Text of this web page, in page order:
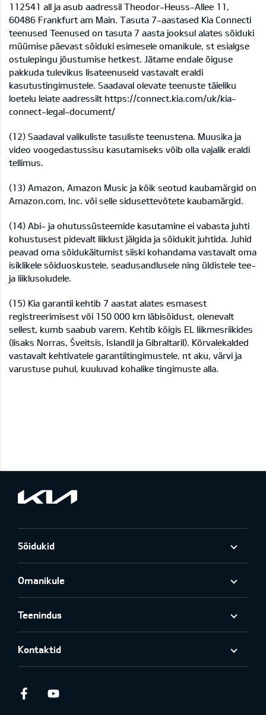
112541 all ja asub aadressil Theodor-Heuss-Allee 11,
60486 Frankfurt am Main. Tasuta 7-aastased Kia Connecti
teenused Teenused on tasuta 7 aasta jooksul alates sõiduki
müümise päevast sõiduki esimesele omanikule, st esialgse
ostulepingu jõustumise hetkest. Jätame endale õiguse
pakkuda tulevikus lisateenuseid vastavalt eraldi
kasutustingimustele. Saadaval olevate teenuste täieliku
loetelu leiate aadressilt https://connect.kia.com/uk/kia-
connect-legal-document/
(12) Saadaval valikuliste tasuliste teenustena. Muusika ja
video voogedastussisu kasutamiseks võib olla vajalik eraldi
tellimus.
(13) Amazon, Amazon Music ja kõik seotud kaubamärgid on
Amazon.com, Inc. või selle sidusettevõtete kaubamärgid.
(14) Abi- ja ohutussüsteemide kasutamine ei vabasta juhti
kohustusest pidevalt liiklust jälgida ja sõidukit juhtida. Juhid
peavad oma sõidukäitumist siiski kohandama vastavalt oma
isiklikele sõiduoskustele, seadusandlusele ning üldistele tee-
ja liiklusoludele.
(15) Kia garantii kehtib 7 aastat alates esmasest
registreerimisest või 150 000 km läbisõidust, olenevalt
sellest, kumb saabub varem. Kehtib kõigis EL liikmesriikides
(lisaks Norras, Šveitsis, Islandil ja Gibraltaril). Kõrvalekalded
vastavalt kehtivatele garantiitingimustele, nt aku, värvi ja
varustuse puhul, kuuluvad kohalike tingimuste alla.
Sõidukid
Omanikule
Teenindus
Kontaktid
Facebook